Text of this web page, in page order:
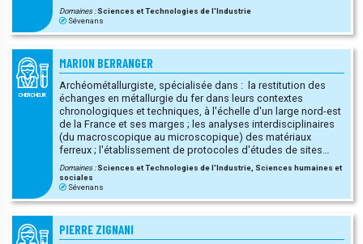
Domaines :Sciences et Technologies de l'Industrie
Sévenans
CHERCHEUR
MARION BERRANGER
Archéométallurgiste, spécialisée dans : la restitution des
échanges en métallurgie du fer dans leurs contextes
chronologiques et techniques, à l'échelle d'un large nord-est
de la France et ses marges ; les analyses interdisciplinaires
(du macroscopique au microscopique) des matériaux
ferreux ; l'établissement de protocoles d'études de sites
sidérurgiques anciens (de la fouille au laboratoire) ; la
pratique de l'archéologie expérimentale en réduction directe.
Domaines :Sciences et Technologies de l'Industrie, Sciences humaines et
sociales
Sévenans
PIERRE ZIGNANI